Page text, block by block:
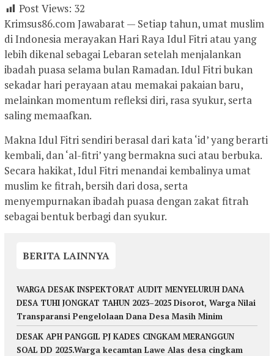
Post Views: 32
Krimsus86.com Jawabarat — Setiap tahun, umat muslim
di Indonesia merayakan Hari Raya Idul Fitri atau yang
lebih dikenal sebagai Lebaran setelah menjalankan
ibadah puasa selama bulan Ramadan. Idul Fitri bukan
sekadar hari perayaan atau memakai pakaian baru,
melainkan momentum refleksi diri, rasa syukur, serta
saling memaafkan.
Makna Idul Fitri sendiri berasal dari kata ‘id’ yang berarti
kembali, dan ‘al-fitri’ yang bermakna suci atau berbuka.
Secara hakikat, Idul Fitri menandai kembalinya umat
muslim ke fitrah, bersih dari dosa, serta
menyempurnakan ibadah puasa dengan zakat fitrah
sebagai bentuk berbagi dan syukur.
BERITA LAINNYA
WARGA DESAK INSPEKTORAT AUDIT MENYELURUH DANA
DESA TUHI JONGKAT TAHUN 2023–2025 Disorot, Warga Nilai
Transparansi Pengelolaan Dana Desa Masih Minim
DESAK APH PANGGIL PJ KADES CINGKAM MERANGGUN
SOAL DD 2025.Warga kecamtan Lawe Alas desa cingkam